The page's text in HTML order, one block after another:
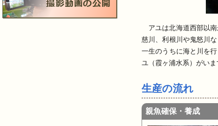
アユは北海道西部以
慈川、利根川や鬼怒川
一生のうちに海と川を
ユ（霞ヶ浦水系）がい
生産の流れ
親魚確保・養成